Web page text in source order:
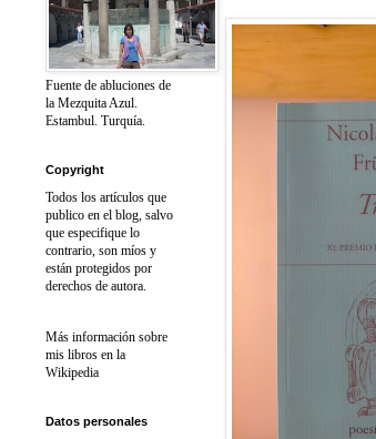
Fuente de abluciones de
la Mezquita Azul.
Estambul. Turquía.
Copyright
Todos los artículos que
publico en el blog, salvo
que especifique lo
contrario, son míos y
están protegidos por
derechos de autora.
Más información sobre
mis libros en la
Wikipedia
Datos personales